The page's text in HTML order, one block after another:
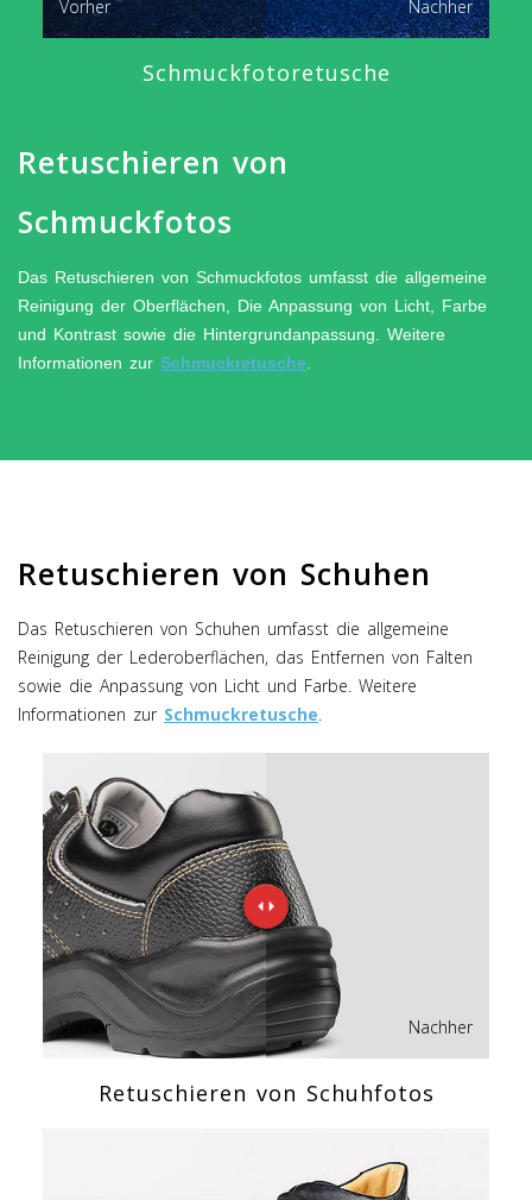
Nachher
Vorher
Schmuckfotoretusche
Retuschieren von
Schmuckfotos
Das Retuschieren von Schmuckfotos umfasst die allgemeine
Reinigung der Oberflächen, Die Anpassung von Licht, Farbe
und Kontrast sowie die Hintergrundanpassung. Weitere
Informationen zur Schmuckretusche
Retuschieren von Schuhen
Das Retuschieren von Schuhen umfasst die allgemeine
Reinigung der Lederoberflächen, das Entfernen von Falten
sowie die Anpassung von Licht und Farbe. Weitere
Informationen zur Schmuckretusche.
Nachher
Vorher
Retuschieren von Schuhfotos